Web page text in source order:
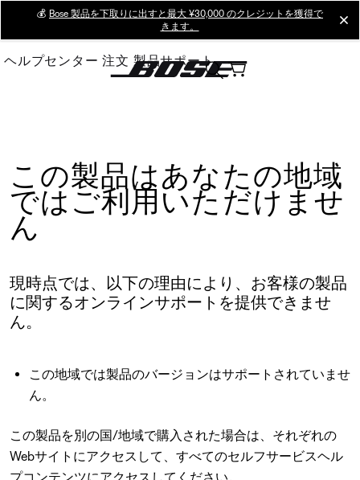
Main
💰 Bose 製品を下取りに出すと最大 ¥30,000 のクレジットを獲得で
きます。
ヘルプセンター 注文 製品サポート
この製品はあなたの地域
ではご利用いただけませ
ん
現時点では、以下の理由により、お客様の製品
に関するオンラインサポートを提供できませ
ん。
この地域では製品のバージョンはサポートされていませ
ん。
この製品を別の国/地域で購入された場合は、それぞれの
Webサイトにアクセスして、すべてのセルフサービスヘル
プコンテンツにアクセスしてください。